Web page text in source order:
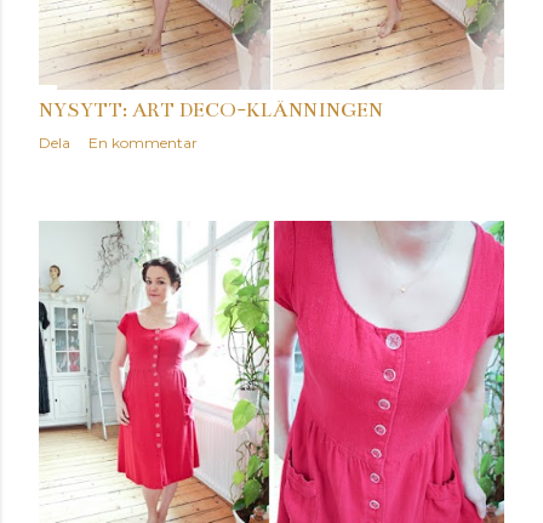
NYSYTT: ART DECO-KLÄNNINGEN
Dela En kommentar